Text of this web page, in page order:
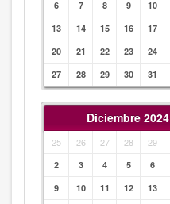
6
7 8 9 10
13
14 15 16 17
20
21 22 23 24
27
28 29 30 31
Diciembre 2024
25 26 27 28 29
2
3 4 5 6
9
10 11 12 13